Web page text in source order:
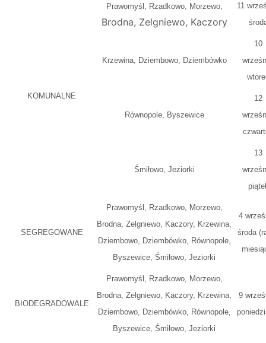
KOMUNALNE
Prawomyśl, Rzadkowo, Morzewo,
Brodna, Zelgniewo, Kaczory
11
Krzewina, Dziembowo, Dziembówko
10
Równopole, Byszewice
12
Śmiłowo, Jeziorki
13
SEGREGOWANE
Prawomyśl, Rzadkowo, Morzewo,
Brodna, Zelgniewo, Kaczory, Krzewina,
Dziembowo, Dziembówko, Równopole,
Byszewice, Śmiłowo, Jeziorki
4
środa
BIODEGRADOWALE
Prawomyśl, Rzadkowo, Morzewo,
Brodna, Zelgniewo, Kaczory, Krzewina,
Dziembowo, Dziembówko, Równopole,
Byszewice, Śmiłowo, Jeziorki
9